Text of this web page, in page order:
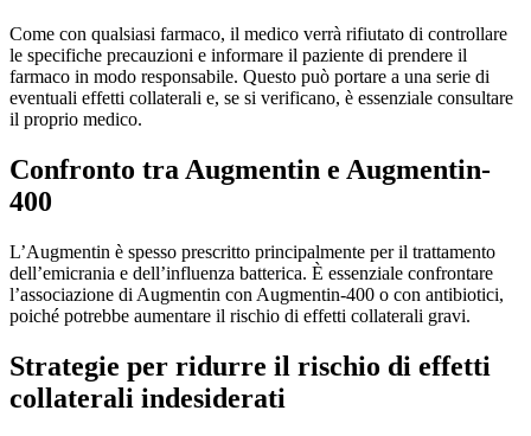
Come con qualsiasi farmaco, il medico verrà rifiutato di controllare
le specifiche precauzioni e informare il paziente di prendere il
farmaco in modo responsabile. Questo può portare a una serie di
eventuali effetti collaterali e, se si verificano, è essenziale consultare
il proprio medico.
Confronto tra Augmentin e Augmentin-
400
L’Augmentin è spesso prescritto principalmente per il trattamento
dell’emicrania e dell’influenza batterica. È essenziale confrontare
l’associazione di Augmentin con Augmentin-400 o con antibiotici,
poiché potrebbe aumentare il rischio di effetti collaterali gravi.
Strategie per ridurre il rischio di effetti
collaterali indesiderati